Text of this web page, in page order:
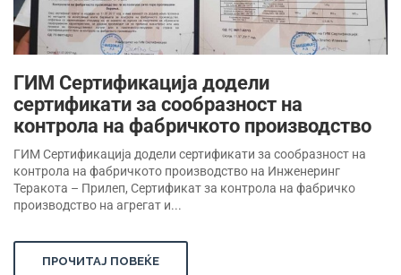
ГИМ Сертификација додели
сертификати за сообразност на
контрола на фабричкото производство
ГИМ Сертификација додели сертификати за сообразност на
контрола на фабричкото производство на Инженеринг
Теракота – Прилеп, Сертификат за контрола на фабричко
производство на агрегат и...
ПРОЧИТАЈ ПОВЕЌЕ